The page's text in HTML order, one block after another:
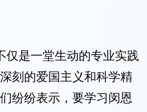
仅是一堂生动的专业实践
刻的爱国主义和科学精
纷纷表示，要学习闵恩